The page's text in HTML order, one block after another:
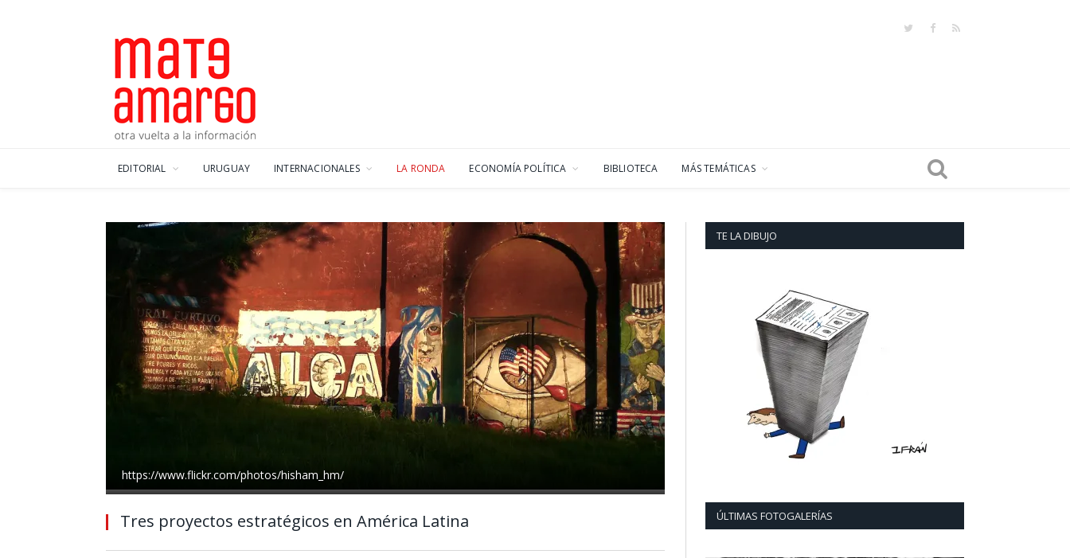
TwitterFacebook
RSS
EDITORIAL URUGUAY INTERNACIONALES LA RONDA ECONOMÍA POLÍTICA BIBLIOTECA MÁS TEMÁTICAS
https://www.flickr.com/photos/hisham_hm/
Tres proyectos estratégicos en América Latina
TE LA DIBUJO
ÚLTIMAS FOTOGALERÍAS